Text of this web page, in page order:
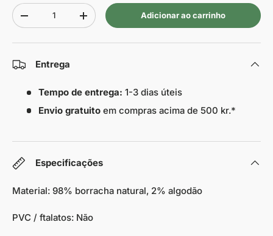
Quantidade
-
+ Adicionar ao carrinho
Entrega
Tempo de entrega: 1-3 dias úteis
Envio gratuitoem compras acima de 500 kr.*
Especificações
Material: 98% borracha natural, 2% algodão
PVC / ftalatos: Não